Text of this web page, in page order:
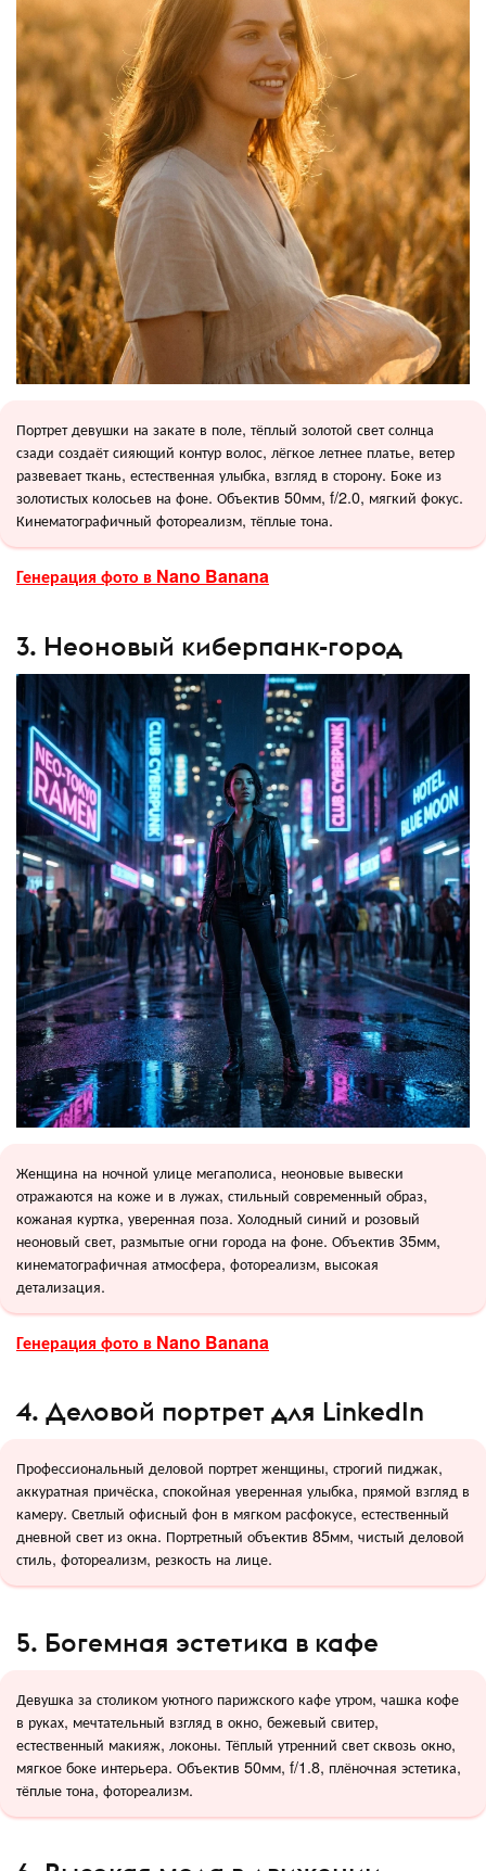
Портрет девушки на закате в поле, тёплый золотой свет солнца
сзади создаёт сияющий контур волос, лёгкое летнее платье, ветер
развевает ткань, естественная улыбка, взгляд в сторону. Боке из
золотистых колосьев на фоне. Объектив 50мм, f/2.0, мягкий фокус.
Кинематографичный фотореализм, тёплые тона.
Генерация фото в Nano Banana
3. Неоновый киберпанк-город
Женщина на ночной улице мегаполиса, неоновые вывески
отражаются на коже и в лужах, стильный современный образ,
кожаная куртка, уверенная поза. Холодный синий и розовый
неоновый свет, размытые огни города на фоне. Объектив 35мм,
кинематографичная атмосфера, фотореализм, высокая
детализация.
Генерация фото в Nano Banana
4. Деловой портрет для LinkedIn
Профессиональный деловой портрет женщины, строгий пиджак,
аккуратная причёска, спокойная уверенная улыбка, прямой взгляд в
камеру. Светлый офисный фон в мягком расфокусе, естественный
дневной свет из окна. Портретный объектив 85мм, чистый деловой
стиль, фотореализм, резкость на лице.
5. Богемная эстетика в кафе
Девушка за столиком уютного парижского кафе утром, чашка кофе
в руках, мечтательный взгляд в окно, бежевый свитер,
естественный макияж, локоны. Тёплый утренний свет сквозь окно,
мягкое боке интерьера. Объектив 50мм, f/1.8, плёночная эстетика,
тёплые тона, фотореализм.